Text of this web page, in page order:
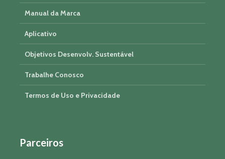
Manual da Marca
Aplicativo
Objetivos Desenvolv. Sustentável
Trabalhe Conosco
Termos de Uso e Privacidade
Parceiros